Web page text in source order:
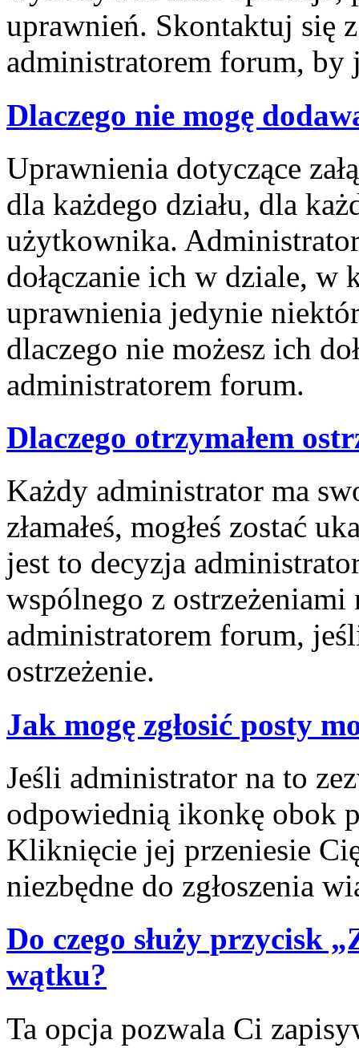
uprawnień. Skontaktuj się
administratorem forum, by
Dlaczego nie mogę
Uprawnienia dotyczące
dla każdego działu, dla
użytkownika.
dołączanie ich w dziale, w
uprawnienia jedynie
dlaczego nie możesz ich
administratorem forum.
Dlaczego otrzymałem
Każdy administrator ma
złamałeś, mogłeś zostać
jest to decyzja
wspólnego z
administratorem forum,
ostrzeżenie.
Jak mogę zgłosić posty
Jeśli administrator na to
odpowiednią ikonkę obok
Kliknięcie jej przeniesie
niezbędne do zgłoszenia
Do czego służy przycisk
wątku?
Ta opcja pozwala Ci